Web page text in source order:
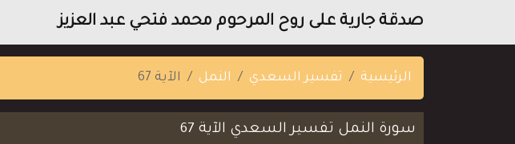
صدقة جارية على روح المرحوم محمد فتحي عبد العزيز
الرئيسية تفسير السعدي النمل الآية 67
سورة النمل تفسير السعدي الآية 67